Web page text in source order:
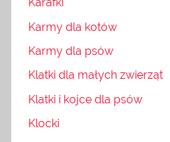
Karafki
Karmy dla kotów
Karmy dla psów
Klatki dla małych zwierząt
Klatki i kojce dla psów
Klocki